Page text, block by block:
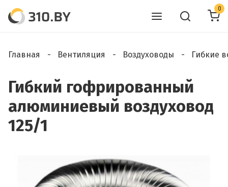
0
Главная Вентиляция Воздуховоды Гибкие
Гибкий гофрированный
алюминиевый воздуховод
125/1